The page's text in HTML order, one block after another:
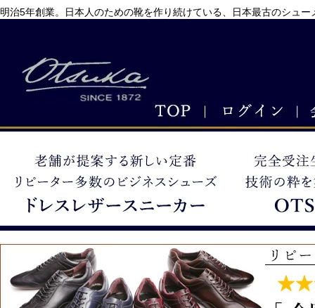
明治5年創業。日本人のための靴を作り続けている、日本最古のシュ